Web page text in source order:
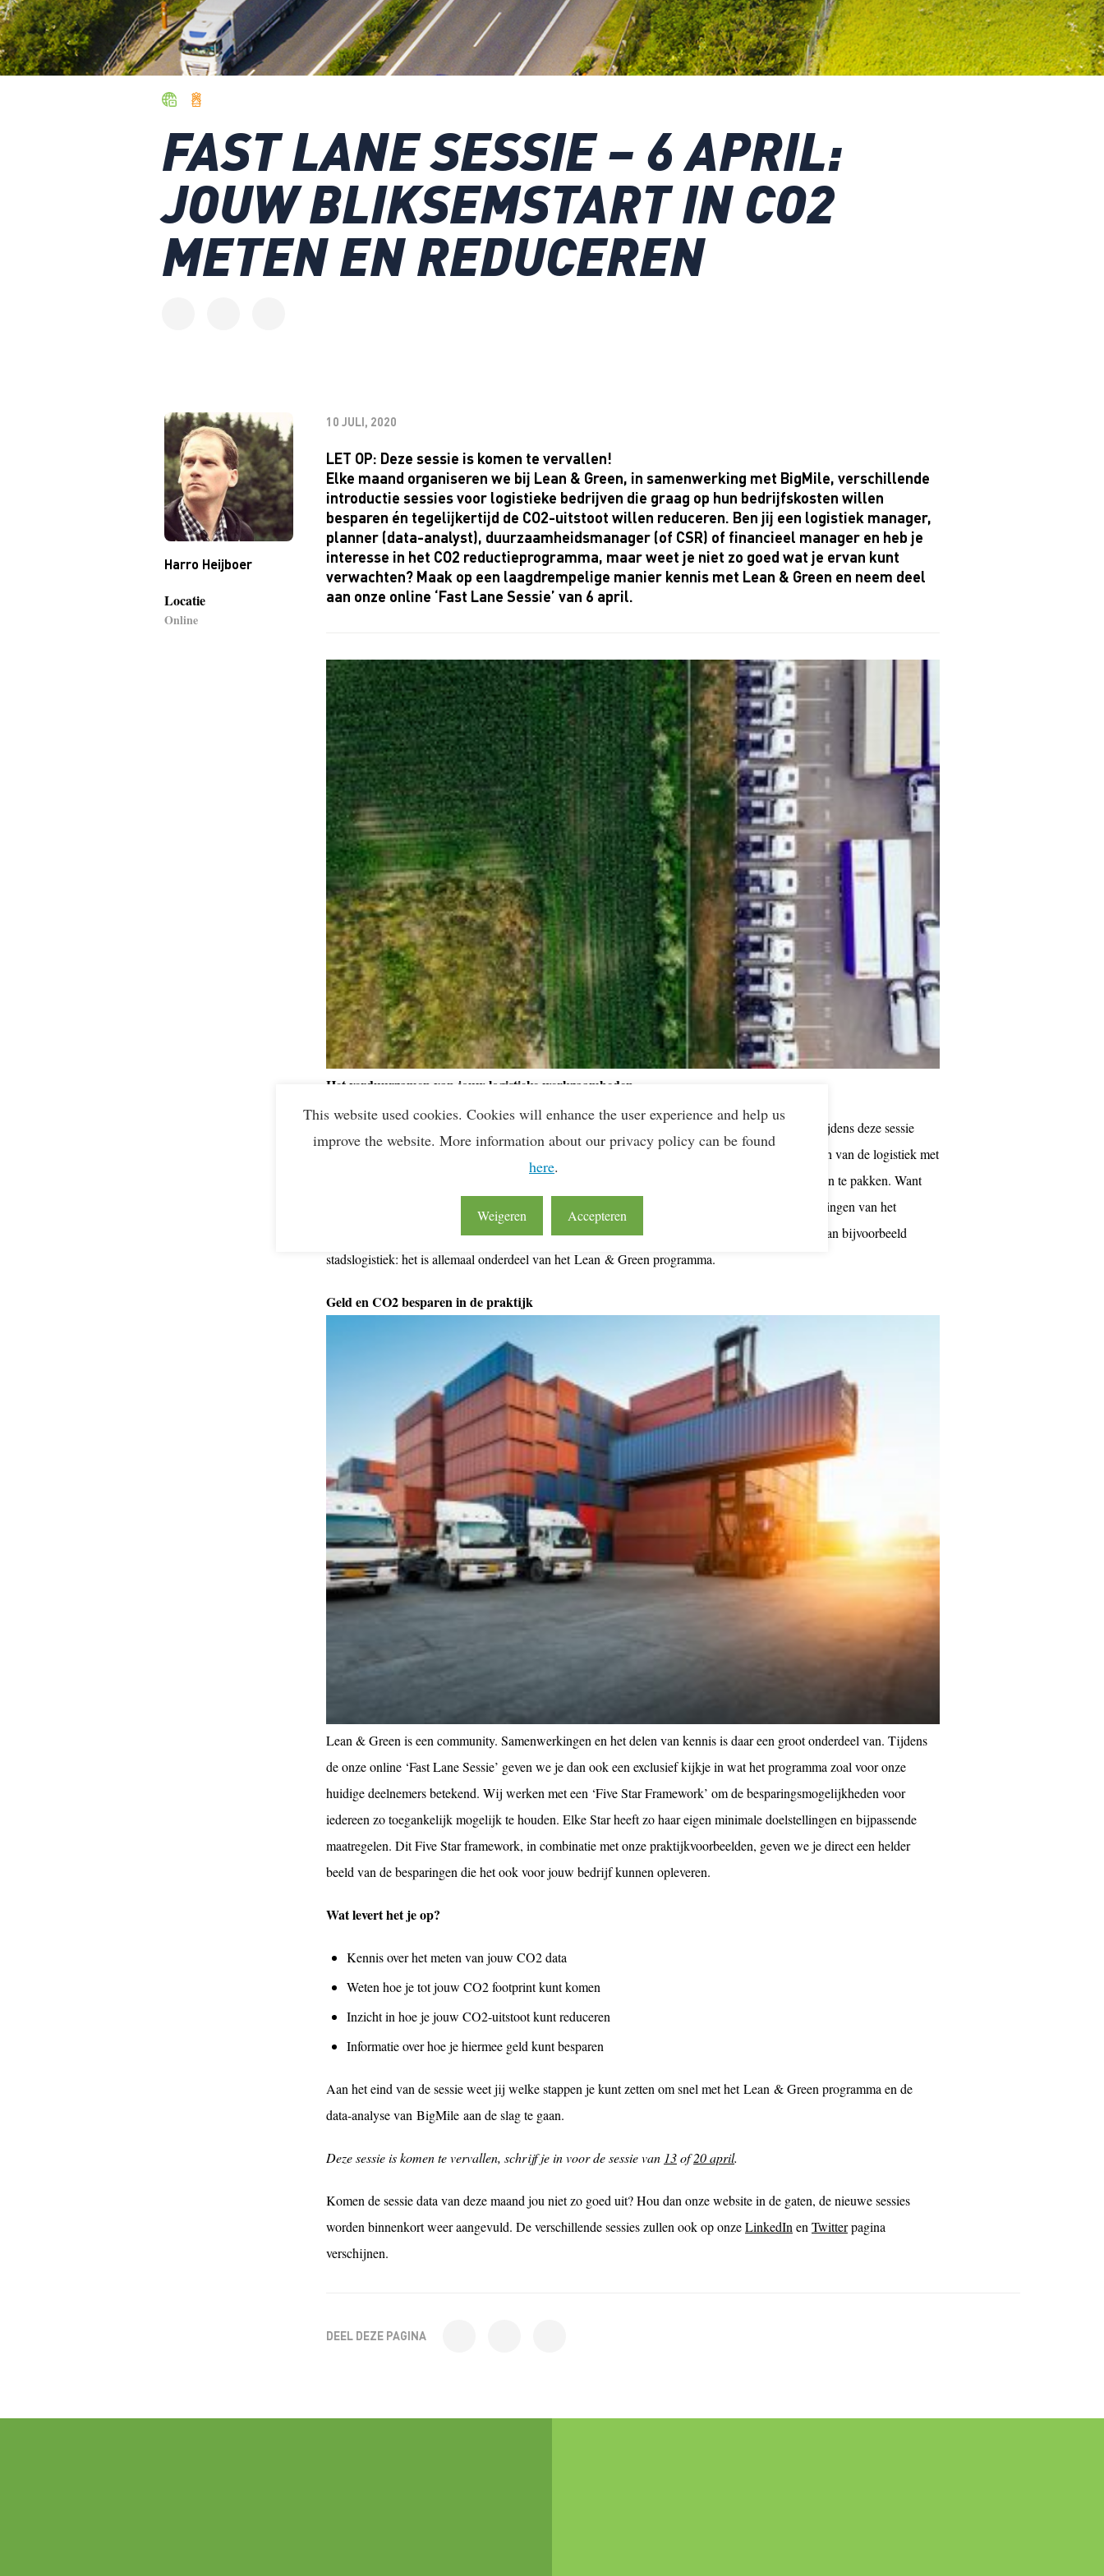
FAST LANE SESSIE – 6 APRIL:
JOUW BLIKSEMSTART IN CO2
METEN EN REDUCEREN
Harro Heijboer
Locatie
Online
10 JULI, 2020
LET OP: Deze sessie is komen te vervallen!
Elke maand organiseren we bij Lean & Green, in samenwerking met BigMile, verschillende
introductie sessies voor logistieke bedrijven die graag op hun bedrijfskosten willen
besparen én tegelijkertijd de CO2-uitstoot willen reduceren. Ben jij een logistiek manager,
planner (data-analyst), duurzaamheidsmanager (of CSR) of financieel manager en heb je
interesse in het CO2 reductieprogramma, maar weet je niet zo goed wat je ervan kunt
verwachten? Maak op een laagdrempelige manier kennis met Lean & Green en neem deel
aan onze online ‘Fast Lane Sessie’ van 6 april.
Het verduurzamen van jouw logistieke werkzaamheden
Speciaal voor verladers en vervoerders die van start willen gaan met CO2-meten en reduceren. Tijdens deze sessie
nemen de experts van Lean & Green en BigMile jou mee in de uitdagingen die het verduurzamen van de logistiek met
zich mee brengt en hoe Lean & Green jou kan helpen deze uitdagingen structureel en efficiënt aan te pakken. Want
hoe zit het met de regelgeving rondom CO2 rapportage en hoe verhouden zij zich tot de doelstellingen van het
klimaatakkoord? Het vastleggen van data, jouw besparingspotentieel en praktische uitdagingen van bijvoorbeeld
stadslogistiek: het is allemaal onderdeel van het Lean & Green programma.
Geld en CO2 besparen in de praktijk
Lean & Green is een community. Samenwerkingen en het delen van kennis is daar een groot onderdeel van. Tijdens
de onze online ‘Fast Lane Sessie’ geven we je dan ook een exclusief kijkje in wat het programma zoal voor onze
huidige deelnemers betekend. Wij werken met een ‘Five Star Framework’ om de besparingsmogelijkheden voor
iedereen zo toegankelijk mogelijk te houden. Elke Star heeft zo haar eigen minimale doelstellingen en bijpassende
maatregelen. Dit Five Star framework, in combinatie met onze praktijkvoorbeelden, geven we je direct een helder
beeld van de besparingen die het ook voor jouw bedrijf kunnen opleveren.
Wat levert het je op?
Kennis over het meten van jouw CO2 data
Weten hoe je tot jouw CO2 footprint kunt komen
Inzicht in hoe je jouw CO2-uitstoot kunt reduceren
Informatie over hoe je hiermee geld kunt besparen
Aan het eind van de sessie weet jij welke stappen je kunt zetten om snel met het Lean & Green programma en de
data-analyse van BigMile aan de slag te gaan.
Deze sessie is komen te vervallen, schrijf je in voor de sessie van 13of20 april.
Komen de sessie data van deze maand jou niet zo goed uit? Hou dan onze website in de gaten, de nieuwe sessies
worden binnenkort weer aangevuld. De verschillende sessies zullen ook op onzeLinkedIn en Twitterpagina
verschijnen.
DEEL DEZE PAGINA
This website used cookies. Cookies will enhance the user experience and help us
improve the website. More information about our privacy policy can be found
here.
Weigeren Accepteren